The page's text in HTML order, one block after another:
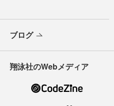
ブログ
翔泳社のWebメディア